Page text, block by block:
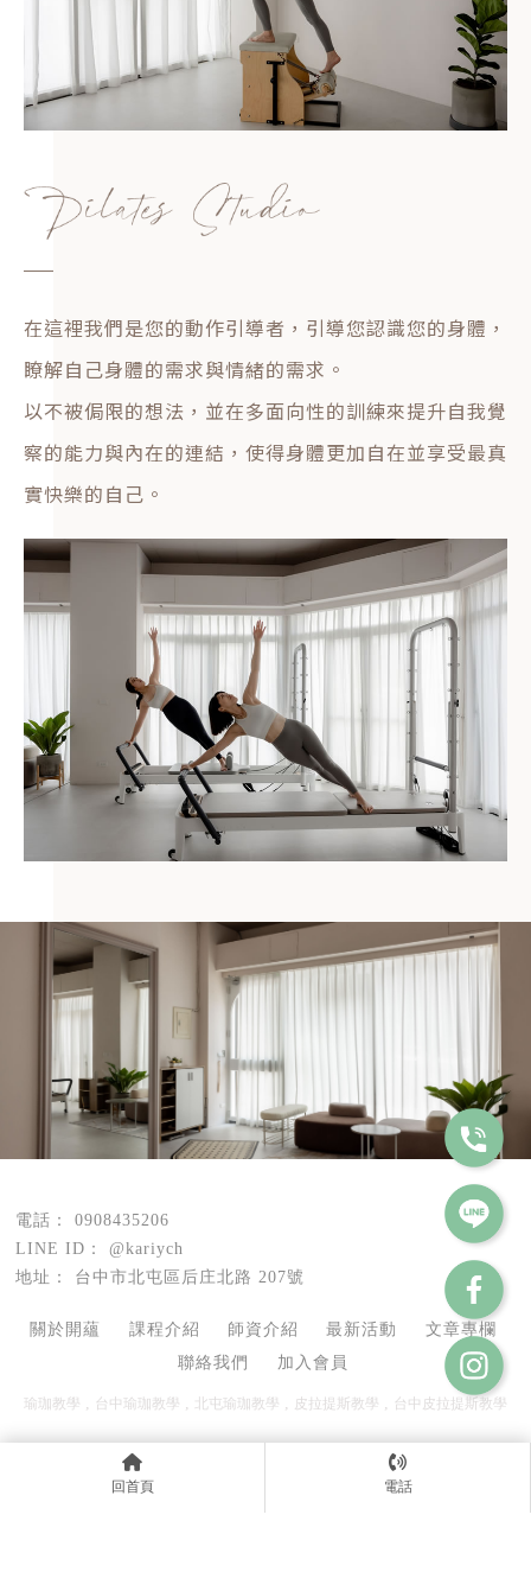
在這裡我們是您的動作引導者，引導您認識您的身體，
瞭解自己身體的需求與情緒的需求。
以不被侷限的想法，並在多面向性的訓練來提升自我覺
察的能力與內在的連結，使得身體更加自在並享受最真
實快樂的自己。
回首頁 電話
0908435206
@kariych
台中市北屯區后庄北路 207號
關於開蘊 課程介紹 師資介紹 最新活動
文章專欄
聯絡我們
加入會員
瑜珈教學 台中瑜珈教學 北屯瑜珈教學 皮拉提斯教學 台中皮拉提斯教學
揚京快客